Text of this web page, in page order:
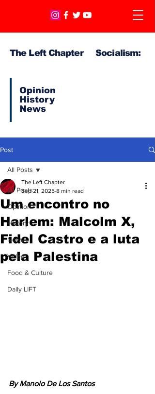
The Left Chapter Socialism:
Opinion
History
News
Post
All Posts
Opinion
History
News
Video
Food & Culture
Daily LIFT
All Posts
Um encontro no
Harlem: Malcolm X,
Fidel Castro e a luta
pela Palestina
The Left Chapter
Sep 21, 2025 8 min read
By Manolo De Los Santos